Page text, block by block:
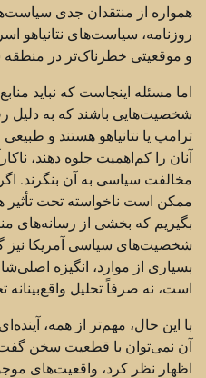
همواره از منتقدان جدی
روزنامه، سیاست‌های نتانیاهو
و موقعیتی خطرناک‌تر در
اما مسئله اینجاست که نباید
شخصیت‌هایی باشند که به دلیل
ترامپ یا نتانیاهو هستند و
آنان را کم‌اهمیت جلوه دهند،
مخالفت سیاسی به آن بنگرند.
ممکن است ناخواسته تحت تأثیر
بگیریم که بخشی از رسانه‌های
شخصیت‌های سیاسی آمریکا نیز
بسیاری از موارد، انگیزه
است، نه صرفاً تحلیل واقع‌بینانه
با این حال، مهم‌تر از همه،
آن نمی‌توان با قطعیت سخن گفت.
اظهار نظر کرد، واقعیت‌های